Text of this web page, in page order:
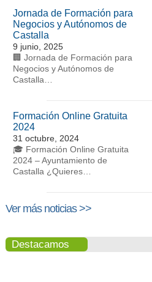
Jornada de Formación para
Negocios y Autónomos de
Castalla
9 junio, 2025
🏢 Jornada de Formación para
Negocios y Autónomos de
Castalla…
Formación Online Gratuita
2024
31 octubre, 2024
🎓 Formación Online Gratuita
2024 – Ayuntamiento de
Castalla ¿Quieres…
Ver más noticias >>
Destacamos